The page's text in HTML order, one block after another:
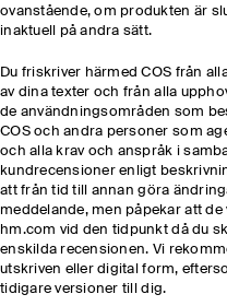
ovanstående, om produkten är
inaktuell på andra sätt.
Du friskriver härmed COS från
av dina texter och från alla
de användningsområden som
COS och andra personer som
och alla krav och anspråk i
kundrecensioner enligt
att från tid till annan göra
meddelande, men påpekar att
hm.com vid den tidpunkt då du
enskilda recensionen. Vi
utskriven eller digital form,
tidigare versioner till dig.